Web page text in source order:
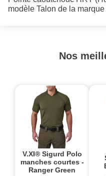
modèle Talon de la marque
Nos
V.XI® Sigurd Polo
manches courtes -
Ranger Green